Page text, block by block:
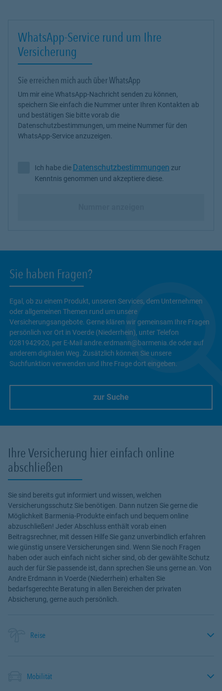
WhatsApp-Service rund um Ihre
Versicherung
Sie erreichen mich auch über WhatsApp
Um mir eine WhatsApp-Nachricht senden zu können,
speichern Sie einfach die Nummer unter Ihren Kontakten ab
und bestätigen Sie bitte vorab die
Datenschutzbestimmungen, um meine Nummer für den
WhatsApp-Service anzuzeigen.
Ich habe die Datenschutzbestimmungen zur Kenntnis
Ich habe die Datenschutzbestimmungen zur
Kenntnis genommen und akzeptiere diese.
Sie haben Fragen?
Egal, ob zu einem Produkt, unseren Services, dem Unternehmen
oder allgemeinen Themen rund um unsere
Versicherungsangebote. Gerne klären wir gemeinsam Ihre Fragen
persönlich vor Ort in Voerde (Niederrhein), unter Telefon
0281942920, per E-Mail andre.erdmann@barmenia.de oder auf
anderem digitalen Weg. Zusätzlich können Sie unsere
Suchfunktion verwenden und Ihre Frage dort eingeben.
zur Suche
Ihre Versicherung hier einfach online
abschließen
Sie sind bereits gut informiert und wissen, welchen
Versicherungsschutz Sie benötigen. Dann nutzen Sie gerne die
Möglichkeit Barmenia-Produkte einfach und bequem online
abzuschließen! Jeder Abschluss enthält vorab einen
Beitragsrechner, mit dessen Hilfe Sie ganz unverbindlich erfahren
wie günstig unsere Versicherungen sind. Wenn Sie noch Fragen
haben oder auch einfach nicht sicher sind, ob der gewählte Schutz
auch der für Sie passende ist, dann sprechen Sie uns gerne an. Von
Andre Erdmann in Voerde (Niederrhein) erhalten Sie
bedarfsgerechte Beratung in allen Bereichen der privaten
Absicherung, gerne auch persönlich.
Reise
Mobilität